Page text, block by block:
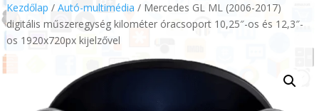
Kezdőlap / Autó-multimédia / Mercedes GL ML (2006-2017)
digitális műszeregység kilométer óracsoport 10,25″-os és 12,3″-
os 1920x720px kijelzővel